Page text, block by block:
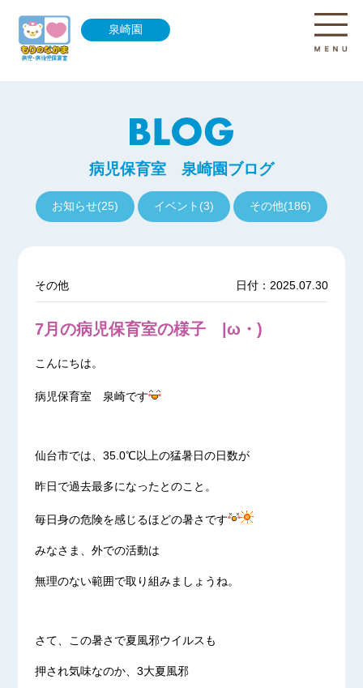
泉崎園
病児保育室 泉崎園ブログ
お知らせ(25) イベント(3) その他(186)
その他 日付：2025.07.30
7月の病児保育室の様子 |ω・)
こんにちは。
病児保育室 泉崎です
仙台市では、35.0℃以上の猛暑日の日数が
昨日で過去最多になったとのこと。
毎日身の危険を感じるほどの暑さです
みなさま、外での活動は
無理のない範囲で取り組みましょうね。
さて、この暑さで夏風邪ウイルスも
押され気味なのか、3大夏風邪